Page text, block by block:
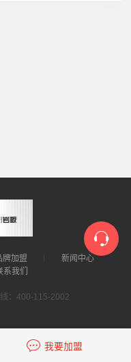
牌加盟
新闻中心
系我们
：400-115-2002
我要加盟